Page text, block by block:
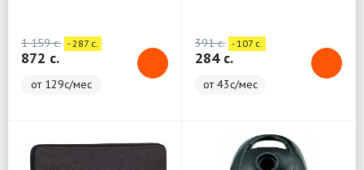
1 159 c. - 287 c.
872 c.
от 129с/мес
391 c. - 107 c.
284 c.
от 43с/мес